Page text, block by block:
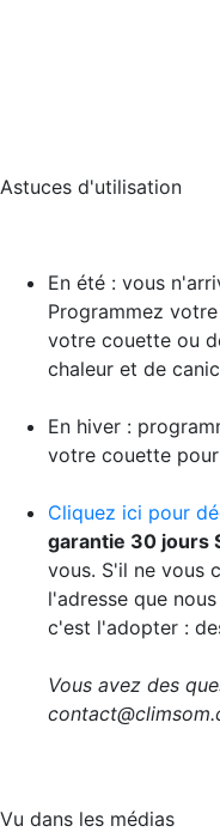
Astuces d'utilisation
En été : vous
Programmez
votre couette ou
chaleur et de
En hiver :
votre couette
Cliquez ici pour
garantie 30 jours
vous. S'il ne vous
l'adresse que
c'est l'adopter :
Vous avez des
Vu dans les médias